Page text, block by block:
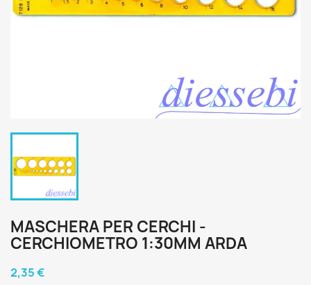
MASCHERA PER CERCHI -
CERCHIOMETRO 1:30MM ARDA
2,35 €